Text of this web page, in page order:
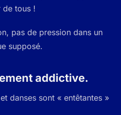
de tous !
pas de pression dans un
supposé.
addictive.
danses sont « entêtantes »